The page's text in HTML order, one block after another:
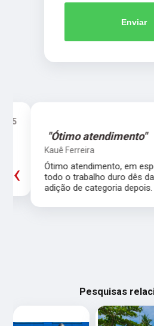
Enviar
"Ótimo atendimento"
Kauê Ferreira
Ótimo atendimento, em
todo o trabalho duro dês da
adição de categoria depois.
‹
Pesquisas